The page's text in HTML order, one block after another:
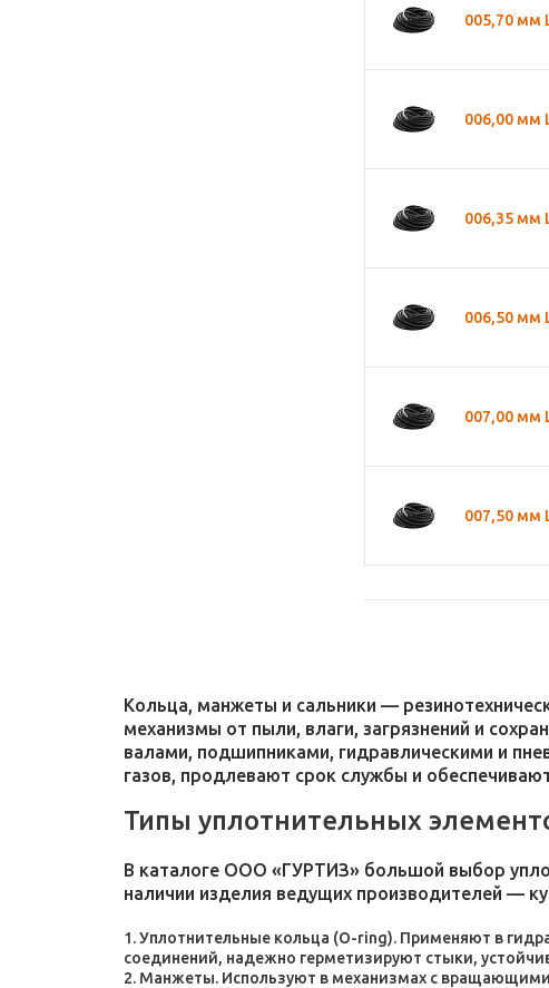
005,70 мм
006,00 мм
006,35 мм
006,50 мм
007,00 мм
007,50 мм
Кольца, манжеты и сальники —
механизмы от пыли, влаги, загрязнений и
валами, подшипниками, гидравлическими и
газов, продлевают срок службы и
Типы уплотнительных
В каталоге ООО «ГУРТИЗ» большой выбор
наличии изделия ведущих производителей —
Уплотнительные кольца (O-ring). Применяют в
соединений, надежно герметизируют стыки,
Манжеты. Используют в механизмах с